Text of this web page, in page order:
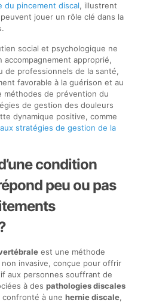
du pincement discal, illustrent
jouer un rôle clé dans la
social et psychologique ne
approprié,
de professionnels de la santé,
favorable à la guérison et au
méthodes de prévention du
de gestion des douleurs
dynamique positive, comme
stratégies de gestion de la
condition
peu ou pas
est une méthode
invasive, conçue pour offrir
aux personnes souffrant de
à des pathologies discales
confronté à une hernie discale,